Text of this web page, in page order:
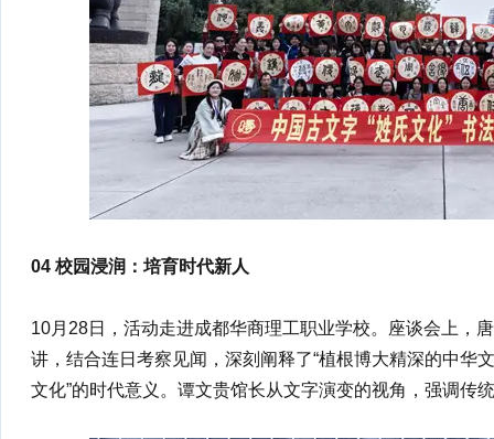
04 校园浸润：培育时代新人
10月28日，活动走进成都华商理工职业学校。座谈会上，
讲，结合连日考察见闻，深刻阐释了“植根博大精深的中华
文化”的时代意义。谭文贵馆长从文字演变的视角，强调传